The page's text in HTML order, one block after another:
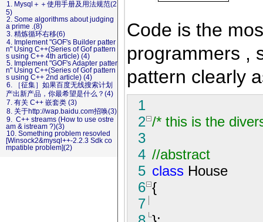
1. Mysql＋＋使用手册及用法规范(2
5)
2. Some algorithms about judging
a prime .(8)
3. 精炼循环右移(6)
4. Implement "GOF's Builder patter
n" Using C++(Series of Gof pattern
s using C++ 4th article) (4)
5. Implement "GOF's Adapter patter
n" Using C++(Series of Gof pattern
s using C++ 2nd article) (4)
6. ［征集］如果百度无线搜索计划
产出新产品，你最希望是什么？(4)
7. 有关 C++ 嵌套类 (3)
8. 关于http://wap.baidu.com招唤(3)
9. C++ streams (How to use ostre
am & istream ?)(3)
10. Something problem resovled
[Winsock2&mysql++-2.2.3 Sdk co
mpatible problem](2)
Code is the
programmers ,
pattern clearly
1
2 /* this is the
3
4 //abstract
5 class House
6 {
7